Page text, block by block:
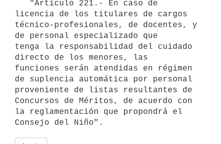
licencia de los titulares de cargos
técnico-profesionales, de docentes, y
de personal especializado que
tenga la responsabilidad del cuidado
directo de los menores, las
funciones serán atendidas en régimen
de suplencia automática por personal
proveniente de listas resultantes de
Concursos de Méritos, de acuerdo con
la reglamentación que propondrá el